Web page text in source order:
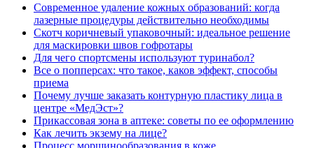
Современное удаление кожных образований: когда
лазерные процедуры действительно необходимы
Скотч коричневый упаковочный: идеальное решение
для маскировки швов гофротары
Для чего спортсмены используют туринабол?
Все о попперсах: что такое, каков эффект, способы
приема
Почему лучше заказать контурную пластику лица в
центре «МедЭст»?
Прикассовая зона в аптеке: советы по ее оформлению
Как лечить экзему на лице?
Процесс морщинообразования в коже